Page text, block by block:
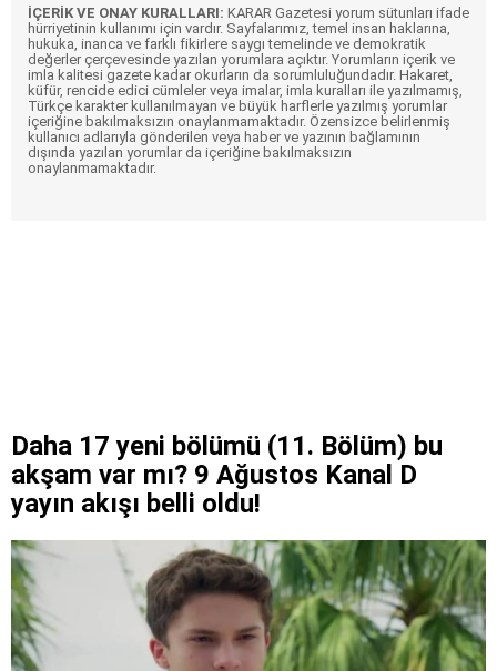
İÇERİK VE ONAY KURALLARI: KARAR Gazetesi yorum sütunları ifade
hürriyetinin kullanımı için vardır. Sayfalarımız, temel insan haklarına,
hukuka, inanca ve farklı fikirlere saygı temelinde ve demokratik
değerler çerçevesinde yazılan yorumlara açıktır. Yorumların içerik ve
imla kalitesi gazete kadar okurların da sorumluluğundadır. Hakaret,
küfür, rencide edici cümleler veya imalar, imla kuralları ile yazılmamış,
Türkçe karakter kullanılmayan ve büyük harflerle yazılmış yorumlar
içeriğine bakılmaksızın onaylanmamaktadır. Özensizce belirlenmiş
kullanıcı adlarıyla gönderilen veya haber ve yazının bağlamının
dışında yazılan yorumlar da içeriğine bakılmaksızın
onaylanmamaktadır.
Daha 17 yeni bölümü (11. Bölüm) bu
akşam var mı? 9 Ağustos Kanal D
yayın akışı belli oldu!